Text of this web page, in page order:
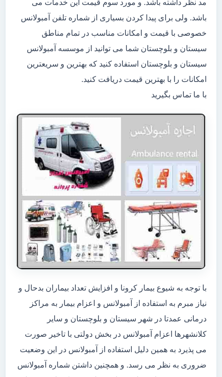
مد نظر داشته باشد. و مورد سوم قیمت این خدمات می
باشد. ولی برای پیدا کردن بسیاری از شماره تلفن آمبولانس
خصوصی با قیمت و امکانات مناسب در تمام مناطق
سیستان و بلوچستان شما می توانید از موسسه آمبولانس
سیستان و بلوچستان استفاده کنید که بهترین و سریعترین
امکانات را با بهترین قیمت دریافت کنید.
با ما تماس بگیرید
با توجه به شیوع بیمار کرونا و افزایش تعداد بیماران بدحال و
نیاز مبرم به استفاده از آمبولانس و اعزام بیمار به مراکز
درمانی عمدتا در شهر سیستان و بلوچستان و سایر
کلانشهرها اعزام آمبولانس در بخش دولتی با تاخیر صورت
می پذیرد به همین دلیل استفاده از آمبولانس در این وضعیت
ضروری به نظر می رسد. و همچنین داشتن شماره آمبولانس